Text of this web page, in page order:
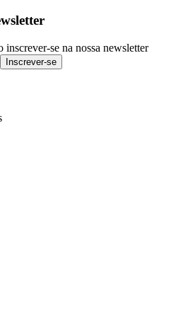
se na nossa newsletter
Inscrever-se